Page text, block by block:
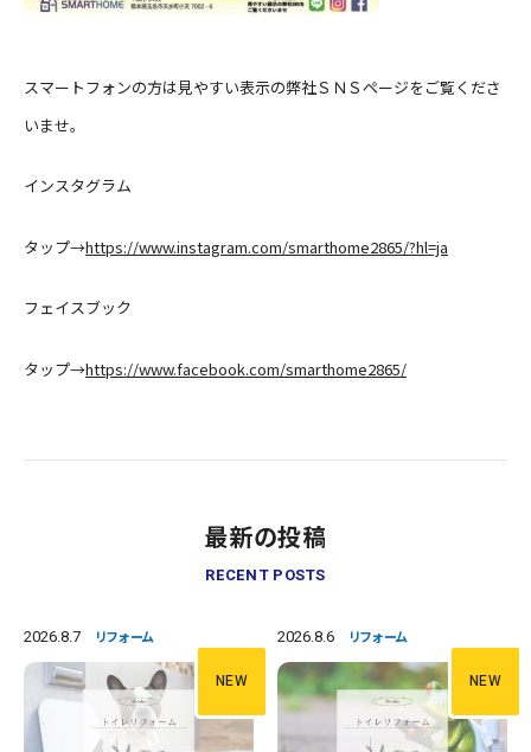
スマートフォンの方は見やすい表示の弊社ＳＮＳページをご覧くださ
いませ。
インスタグラム
タップ→https://www.instagram.com/smarthome2865/?hl=ja
フェイスブック
タップ→https://www.facebook.com/smarthome2865/
最新の投稿
RECENT POSTS
2026.8.7 リフォーム
NEW
2026.8.6 リフォーム
NEW